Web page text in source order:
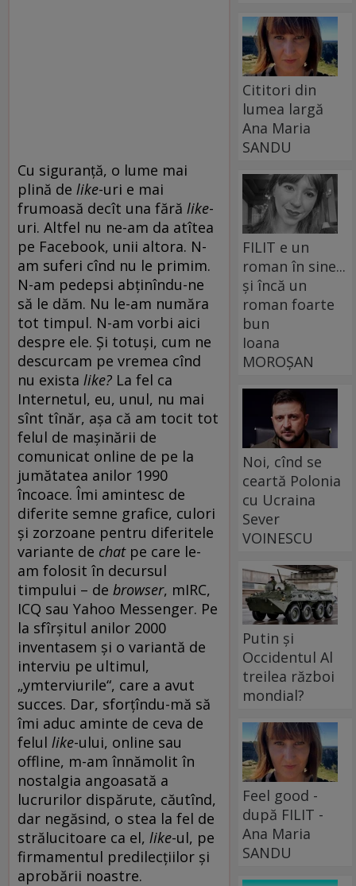
Cu siguranță, o lume mai
plină de like-uri e mai
frumoasă decît una fără like-
uri. Altfel nu ne-am da atîtea
pe Facebook, unii altora. N-
am suferi cînd nu le primim.
N-am pedepsi abținîndu-ne
să le dăm. Nu le-am număra
tot timpul. N-am vorbi aici
despre ele. Și totuși, cum ne
descurcam pe vremea cînd
nu exista like? La fel ca
Internetul, eu, unul, nu mai
sînt tînăr, așa că am tocit tot
felul de mașinării de
comunicat online de pe la
jumătatea anilor 1990
încoace. Îmi amintesc de
diferite semne grafice, culori
și zorzoane pentru diferitele
variante de chatpe care le-
am folosit în decursul
timpului – de browser, mIRC,
ICQ sau Yahoo Messenger. Pe
la sfîrșitul anilor 2000
inventasem și o variantă de
interviu pe ultimul,
„ymterviurile“, care a avut
succes. Dar, sforțîndu-mă să
îmi aduc aminte de ceva de
felul like-ului, online sau
offline, m-am înnămolit în
nostalgia angoasată a
lucrurilor dispărute, căutînd,
dar negăsind, o stea la fel de
strălucitoare ca el, like-ul, pe
firmamentul predilecțiilor și
aprobării noastre.
Cititori din
lumea largă
Ana Maria
SANDU
FILIT e un
roman în sine...
și încă un
roman foarte
bun
Ioana
MOROȘAN
Noi, cînd se
ceartă Polonia
cu Ucraina
Sever
VOINESCU
Putin și
Occidentul Al
treilea război
mondial?
Feel good -
după FILIT -
Ana Maria
SANDU